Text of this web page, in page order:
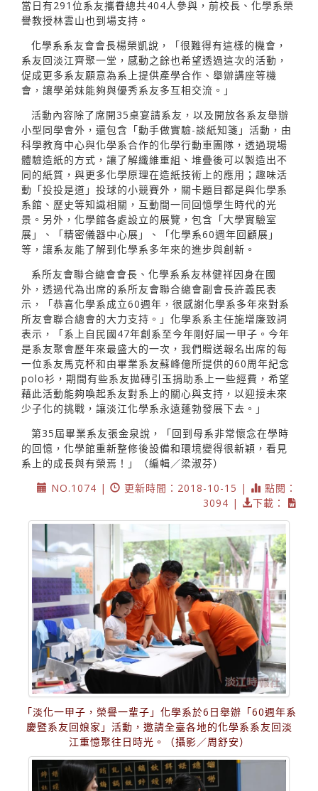
當日有291位系友攜眷總共404人參與，前校長、化學系榮
譽教授林雲山也到場支持。
化學系系友會會長楊榮凱說，「很難得有這樣的機會，
系友回淡江齊聚一堂，感動之餘也希望透過這次的活動，
促成更多系友願意為系上提供產學合作、舉辦講座等機
會，讓學弟妹能夠與優秀系友多互相交流。」
活動內容除了席開35桌宴請系友，以及開放各系友舉辦
小型同學會外，還包含「動手做實驗-談紙知箋」活動，由
科學教育中心與化學系合作的化學行動車團隊，透過現場
體驗造紙的方式，讓了解纖維重組、堆疊後可以製造出不
同的紙質，與更多化學原理在造紙技術上的應用；趣味活
動「投投是道」投球的小競賽外，關卡題目都是與化學系
系館、歷史等知識相關，互動間一同回憶學生時代的光
景。另外，化學館各處設立的展覽，包含「大學實驗室
展」、「精密儀器中心展」、「化學系60週年回顧展」
等，讓系友能了解到化學系多年來的進步與創新。
系所友會聯合總會會長、化學系系友林健祥因身在國
外，透過代為出席的系所友會聯合總會副會長許義民表
示，「恭喜化學系成立60週年，很感謝化學系多年來對系
所友會聯合總會的大力支持。」化學系系主任施增廉致詞
表示，「系上自民國47年創系至今年剛好屆一甲子。今年
是系友聚會歷年來最盛大的一次，我們贈送報名出席的每
一位系友馬克杯和由畢業系友蘇峰億所提供的60周年紀念
polo衫，期間有些系友拋磚引玉捐助系上一些經費，希望
藉此活動能夠喚起系友對系上的關心與支持，以迎接未來
少子化的挑戰，讓淡江化學系永遠蓬勃發展下去。」
第35屆畢業系友張金泉說，「回到母系非常懷念在學時
的回憶，化學館重新整修後設備和環境變得很新穎，看見
系上的成長與有榮焉！」（編輯／梁淑芬）
NO.1074 |
更新時間：2018-10-15 |
點閱：
3094 |
下載：
「淡化一甲子，榮譽一輩子」化學系於6日舉辦「60週年系
慶暨系友回娘家」活動，邀請全臺各地的化學系系友回淡
江重憶聚往日時光。（攝影／周舒安）